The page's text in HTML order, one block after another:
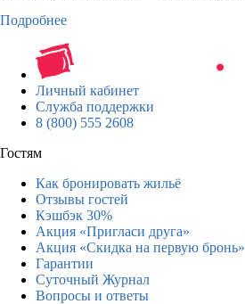
Подробнее
Личный кабинет
Служба поддержки
8 (800) 555 2608
Гостям
Как бронировать жильё
Отзывы гостей
Кэшбэк 30%
Акция «Пригласи друга»
Акция «Скидка на первую бронь»
Гарантии
Суточный Журнал
Вопросы и ответы